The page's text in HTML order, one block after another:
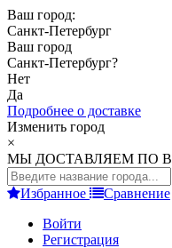
Ваш город:
Санкт-Петербург
Ваш город
Санкт-Петербург?
Нет
Да
Подробнее о доставке
Изменить город
×
МЫ ДОСТАВЛЯЕМ ПО
Избранное
Сравнение
Войти
Регистрация